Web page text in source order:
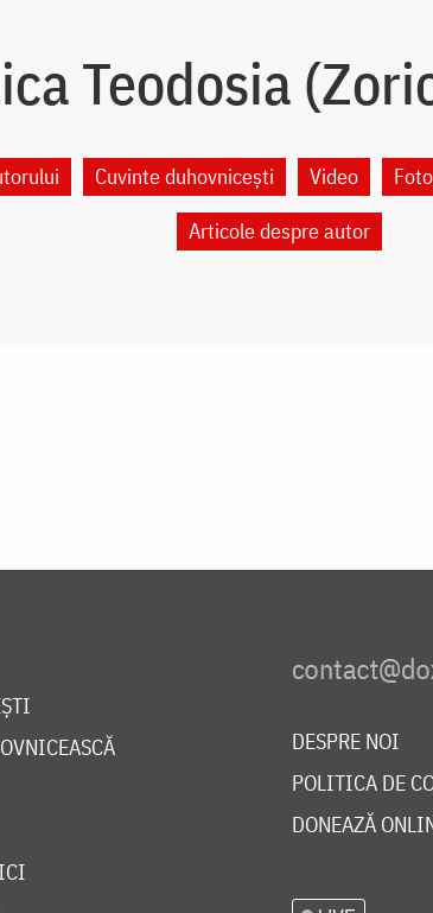
Teodosia
Cuvinte duhovnicești Video
Articole despre autor
DESPRE NOI
POLITICA DE
DONEAZĂ